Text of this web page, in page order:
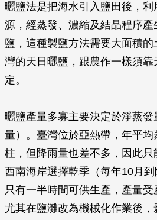
曬鹽法是把海水引入鹽田後，
源，經蒸發、濃縮及結晶程序
鹽，這種製鹽方法需要大面積
灣的天日曬鹽，跟農作一樣須
定。
曬鹽產量多寡主要決定於淨蒸
量）。臺灣位於亞熱帶，年平
柱，但降雨量也差不多，因此
西南海岸選擇乾季（每年10月
只有一半時間可供生產，產量受
尤其在鹽灘改為機械化作業後